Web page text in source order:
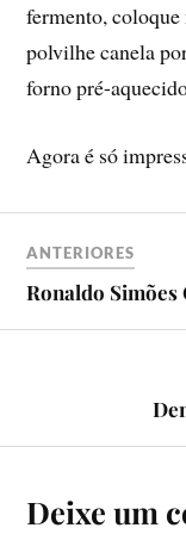
fermento,
polvilhe canela
forno pré-
Agora é só
ANTERIORES
Ronaldo Simões
Deixe um